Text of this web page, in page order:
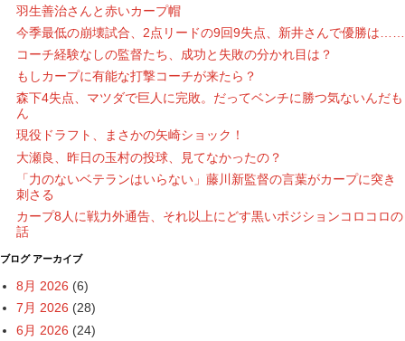
羽生善治さんと赤いカープ帽
今季最低の崩壊試合、2点リードの9回9失点、新井さんで優勝は……
コーチ経験なしの監督たち、成功と失敗の分かれ目は？
もしカープに有能な打撃コーチが来たら？
森下4失点、マツダで巨人に完敗。だってベンチに勝つ気ないんだも
ん
現役ドラフト、まさかの矢崎ショック！
大瀬良、昨日の玉村の投球、見てなかったの？
「力のないベテランはいらない」藤川新監督の言葉がカープに突き
刺さる
カープ8人に戦力外通告、それ以上にどす黒いポジションコロコロの
話
ブログ アーカイブ
8月 2026 (6)
7月 2026 (28)
6月 2026 (24)